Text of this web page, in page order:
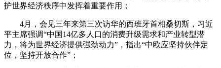
护世界经济秩序中发挥着重要作用；
4月，会见三年来第三次访华的西班牙首相桑切斯，习近
平主席强调“中国14亿多人口的消费升级需求和产业转型潜
力，将为世界经济提供强劲动力”，指出“中欧应坚持伙伴定
位，坚持开放合作”；